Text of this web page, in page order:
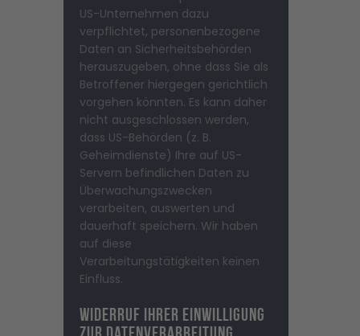
US-Unternehmen dazu
verpflichtet, personenbezogene
Daten an Sicherheitsbehörden
herauszugeben, ohne dass Sie als
Betroffener hiergegen gerichtlich
vorgehen könnten. Es kann daher
nicht ausgeschlossen werden,
dass US-Behörden (z. B.
Geheimdienste) Ihre auf US-
Servern befindlichen Daten zu
Überwachungszwecken
verarbeiten, auswerten und
dauerhaft speichern. Wir haben
auf diese
Verarbeitungstätigkeiten keinen
Einfluss.
Widerruf Ihrer Einwilligung